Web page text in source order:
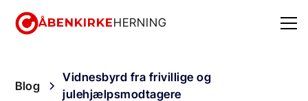
ÅBENKIRKEHERNING
Blog
Vidnesbyrd fra frivillige og
julehjælpsmodtagere